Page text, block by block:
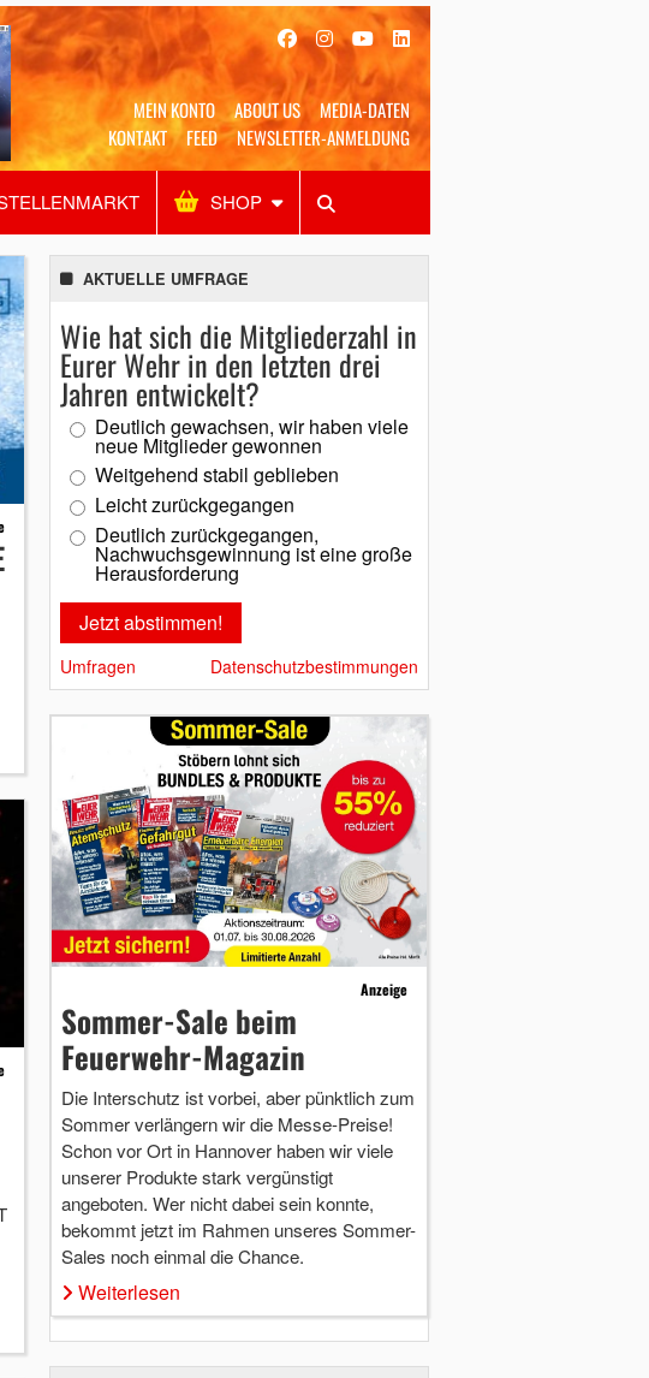
MEIN KONTO ABOUT US
MEDIA-DATEN
KONTAKT
FEED NEWSLETTER-ANMELDUNG
SHOP
Alles Shop SUCHEN
AKTUELLE UMFRAGE
Wie hat sich die Mitgliederzahl in
Eurer Wehr in den letzten drei
Jahren entwickelt?
Deutlich gewachsen, wir haben viele
neue Mitglieder gewonnen
Weitgehend stabil geblieben
Leicht zurückgegangen
Deutlich zurückgegangen,
Nachwuchsgewinnung ist eine große
Herausforderung
Umfragen Datenschutzbestimmungen
Anzeige
Sommer-Sale beim
Feuerwehr-Magazin
Die Interschutz ist vorbei, aber pünktlich zum
Sommer verlängern wir die Messe-Preise!
Schon vor Ort in Hannover haben wir viele
unserer Produkte stark vergünstigt
angeboten. Wer nicht dabei sein konnte,
bekommt jetzt im Rahmen unseres Sommer-
Sales noch einmal die Chance.
Weiterlesen